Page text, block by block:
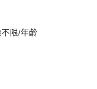
限/年龄